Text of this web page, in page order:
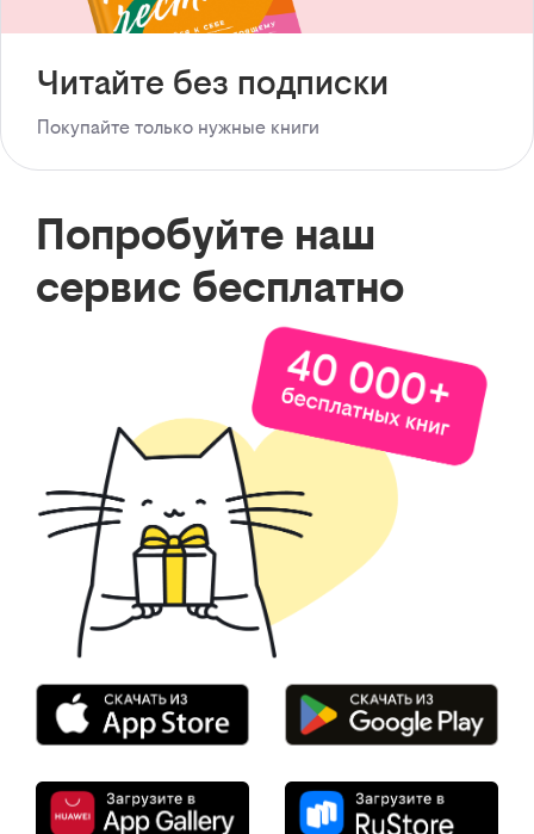
Читайте без подписки
Покупайте только нужные книги
Попробуйте наш
сервис бесплатно